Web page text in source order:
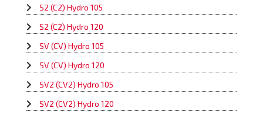
S2 (C2) Hydro 105
S2 (C2) Hydro 120
SV (CV) Hydro 105
SV (CV) Hydro 120
SV2 (CV2) Hydro 105
SV2 (CV2) Hydro 120